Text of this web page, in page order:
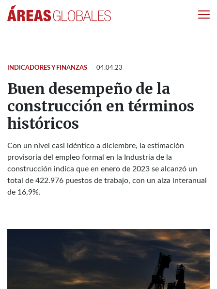
INDICADORES Y FINANZAS 04.04.23
Buen desempeño de la
construcción en términos
históricos
Con un nivel casi idéntico a diciembre, la estimación
provisoria del empleo formal en la Industria de la
construcción indica que en enero de 2023 se alcanzó un
total de 422.976 puestos de trabajo, con un alza interanual
de 16,9%.